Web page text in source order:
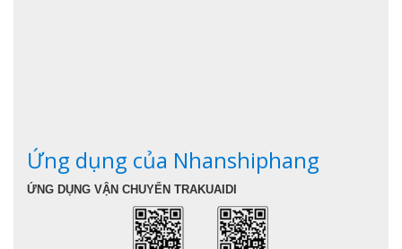
Ứng dụng của Nhanshiphang
ỨNG DỤNG VẬN CHUYỂN TRAKUAIDI